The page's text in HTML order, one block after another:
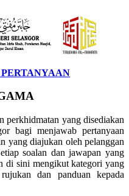
perkhidmatan yang disediakan
bagi menjawab pertanyaan
yang diajukan oleh pelanggan
soalan dan jawapan yang
di sini mengikut kategori yang
dan panduan kepada